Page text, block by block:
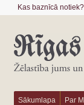
Kas baznīcā
Sākumlapa Par